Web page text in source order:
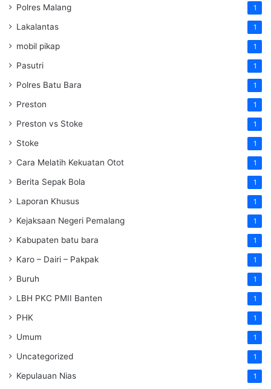
Polres Malang 1
Lakalantas 1
mobil pikap 1
Pasutri 1
Polres Batu Bara 1
Preston 1
Preston vs Stoke 1
Stoke 1
Cara Melatih Kekuatan Otot 1
Berita Sepak Bola 1
Laporan Khusus 1
Kejaksaan Negeri Pemalang 1
Kabupaten batu bara 1
Karo – Dairi – Pakpak 1
Buruh 1
LBH PKC PMII Banten 1
PHK 1
Umum 1
Uncategorized 1
Kepulauan Nias 1